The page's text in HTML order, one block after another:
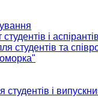
і аспірантів
студентів та
і